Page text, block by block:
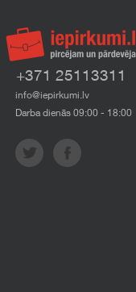
+371 25113311
info@iepirkumi.lv
Darba dienās 09:00 - 18:00